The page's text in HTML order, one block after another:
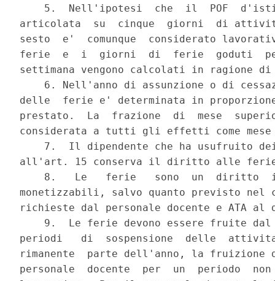
5.  Nell'ipotesi  che  il  POF
articolata  su  cinque  giorni  di
sesto  e'  comunque  considerato
ferie  e  i  giorni  di  ferie  goduti
settimana vengono calcolati in ragione
6. Nell'anno di assunzione o di
delle  ferie e' determinata in
prestato.  La  frazione  di  mese
considerata a tutti gli effetti come
7.  Il dipendente che ha usufruito
all'art. 15 conserva il diritto alle
8.   Le   ferie   sono  un  diritto
monetizzabili, salvo quanto previsto nel
richieste dal personale docente e ATA
9.  Le ferie devono essere fruite
periodi   di  sospensione  delle
rimanente  parte dell'anno, la
personale  docente  per  un  periodo